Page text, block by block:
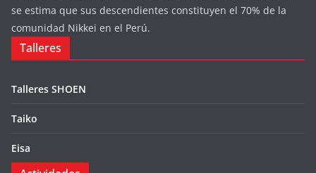
se estima que sus descendientes constituyen el 70% de la
comunidad Nikkei en el Perú.
Talleres
Talleres SHOEN
Taiko
Eisa